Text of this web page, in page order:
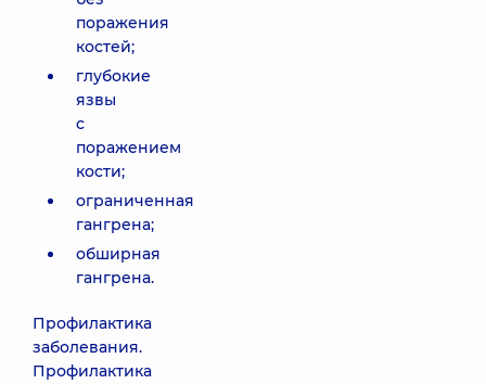
поражения
костей;
глубокие
язвы
с
поражением
кости;
ограниченная
гангрена;
обширная
гангрена.
Профилактика
заболевания.
Профилактика